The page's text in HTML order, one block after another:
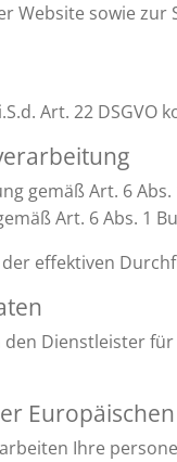
Website sowie zur
Art. 22 DSGVO
gemäß Art. 6 Abs.
Art. 6 Abs. 1
effektiven
Dienstleister
Ihre